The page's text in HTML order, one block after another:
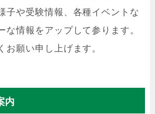
子や受験情報、各種イベントな
な情報をアップして参ります。
お願い申し上げます。
内